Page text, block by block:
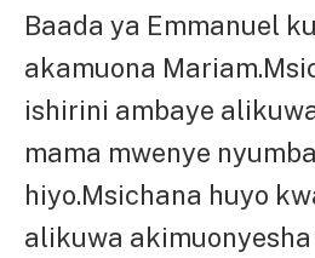
Baada ya Emmanuel
akamuona
ishirini ambaye
mama mwenye
hiyo.Msichana huyo
alikuwa